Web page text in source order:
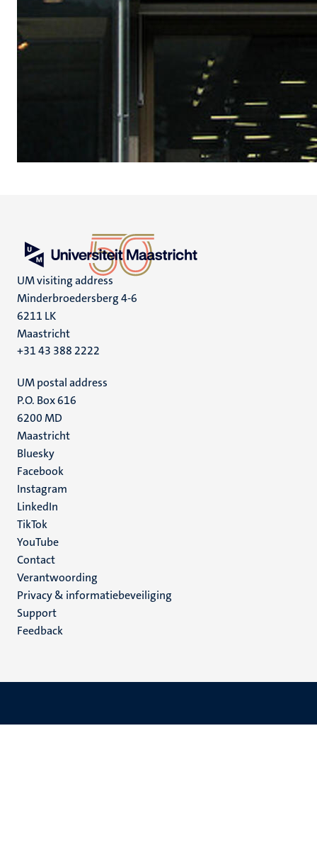
UM visiting address
Minderbroedersberg 4-6
6211 LK
Maastricht
+31 43 388 2222
UM postal address
P.O. Box 616
6200 MD
Maastricht
Social
media
Bluesky
Facebook
Instagram
LinkedIn
TikTok
YouTube
Menu
footer
(NL)
Contact
Verantwoording
Privacy & informatiebeveiliging
Support
Feedback